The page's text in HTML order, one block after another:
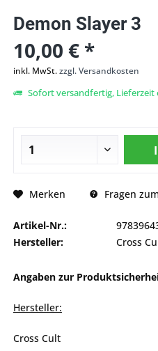
Demon Slayer 3
10,00 € *
inkl. MwSt.zzgl. Versandkosten
Sofort versandfertig, Lieferzeit
Merken Fragen
Artikel-Nr.:
Hersteller:
Cross
Angaben zur
Hersteller:
Cross Cult